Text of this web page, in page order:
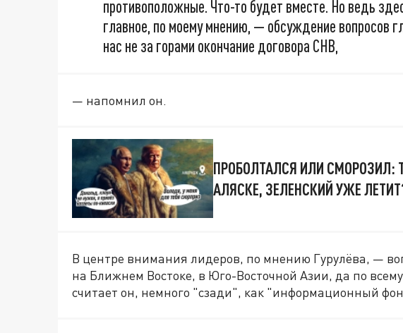
противоположные. Что-то будет вместе. Но ведь
главное, по моему мнению, — обсуждение вопросов
нас не за горами окончание договора СНВ,
— напомнил он.
ПРОБОЛТАЛСЯ ИЛИ СМОРОЗИЛ:
АЛЯСКЕ, ЗЕЛЕНСКИЙ УЖЕ
В центре внимания лидеров, по мнению Гурулёва, —
на Ближнем Востоке, в Юго-Восточной Азии, да по
считает он, немного "сзади", как "информационный